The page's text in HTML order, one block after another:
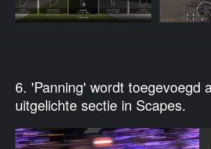
6. 'Panning' wordt toegevoegd
uitgelichte sectie in Scapes.